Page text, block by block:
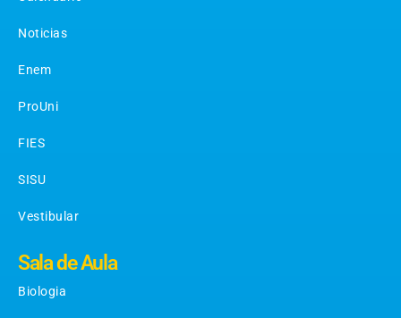
Noticias
Enem
ProUni
FIES
SISU
Vestibular
Sala de Aula
Biologia